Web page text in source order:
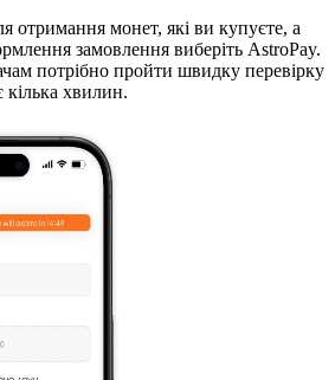
отримання монет, які ви купуєте, а
замовлення виберіть AstroPay.
потрібно пройти швидку перевірку
кілька хвилин.